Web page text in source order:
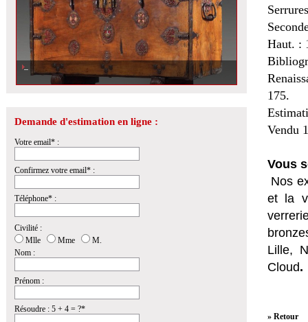
Demande d'estimation en ligne :
Votre email* :
Confirmez votre email* :
Téléphone* :
Civilité :
Mlle
Mme
M.
Nom :
Prénom :
Résoudre : 5 + 4 = ?*
Haut. :
175.
Vendu
Vous
Nos
et la
Lille,
Cloud.
» Retour